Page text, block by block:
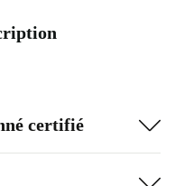
certifié